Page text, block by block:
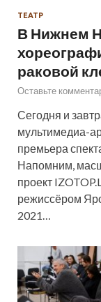
ТЕАТР
В Нижнем
раковой
Оставьте
Сегодня и
мультимедиа-
премьера
Напомним,
проект
режиссёром
2021…